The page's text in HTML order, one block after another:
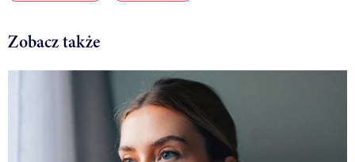
Zobacz także